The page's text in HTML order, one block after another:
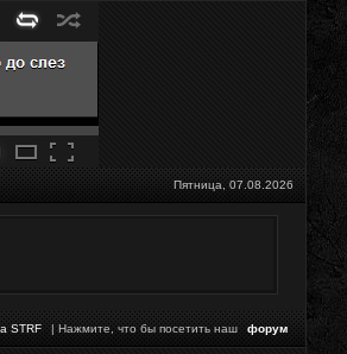
Пятница, 07.08.2026
STRF | Нажмите, что бы посетить наш форум